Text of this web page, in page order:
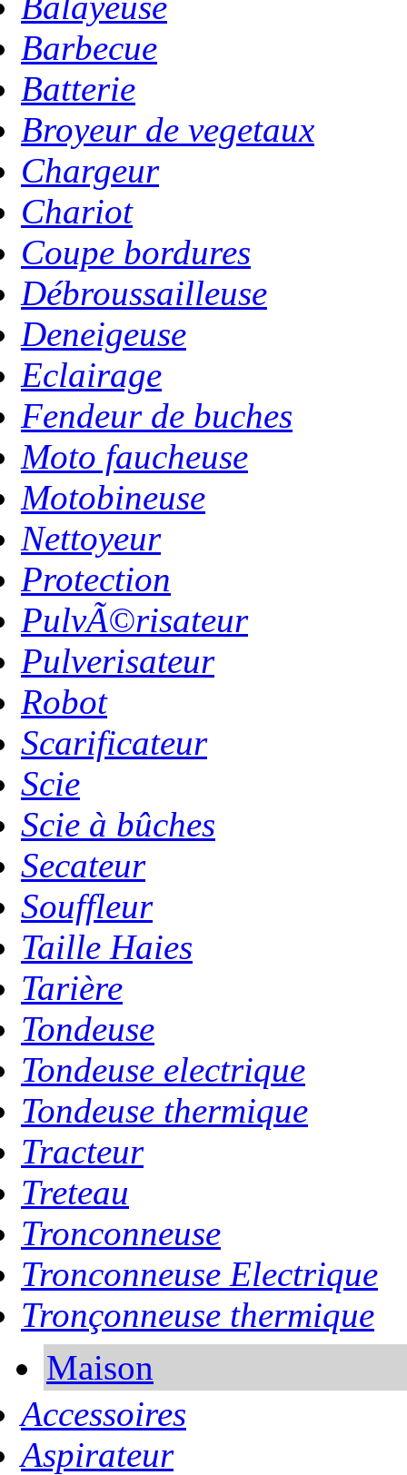
Barbecue
Batterie
Broyeur de vegetaux
Chargeur
Chariot
Coupe bordures
Débroussailleuse
Deneigeuse
Eclairage
Fendeur de buches
Moto faucheuse
Motobineuse
Nettoyeur
Protection
PulvÃ©risateur
Pulverisateur
Robot
Scarificateur
Scie
Scie à bûches
Secateur
Souffleur
Taille Haies
Tarière
Tondeuse
Tondeuse electrique
Tondeuse thermique
Tracteur
Treteau
Tronconneuse
Tronconneuse Electrique
Tronçonneuse thermique
Maison
Accessoires
Aspirateur